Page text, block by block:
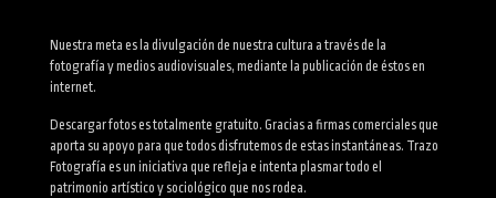
Nuestra meta es la divulgación de nuestra cultura a través de la
fotografía y medios audiovisuales, mediante la publicación de éstos en
internet.
Descargar fotos es totalmente gratuito. Gracias a firmas comerciales que
aporta su apoyo para que todos disfrutemos de estas instantáneas. Trazo
Fotografía es un iniciativa que refleja e intenta plasmar todo el
patrimonio artístico y sociológico que nos rodea.